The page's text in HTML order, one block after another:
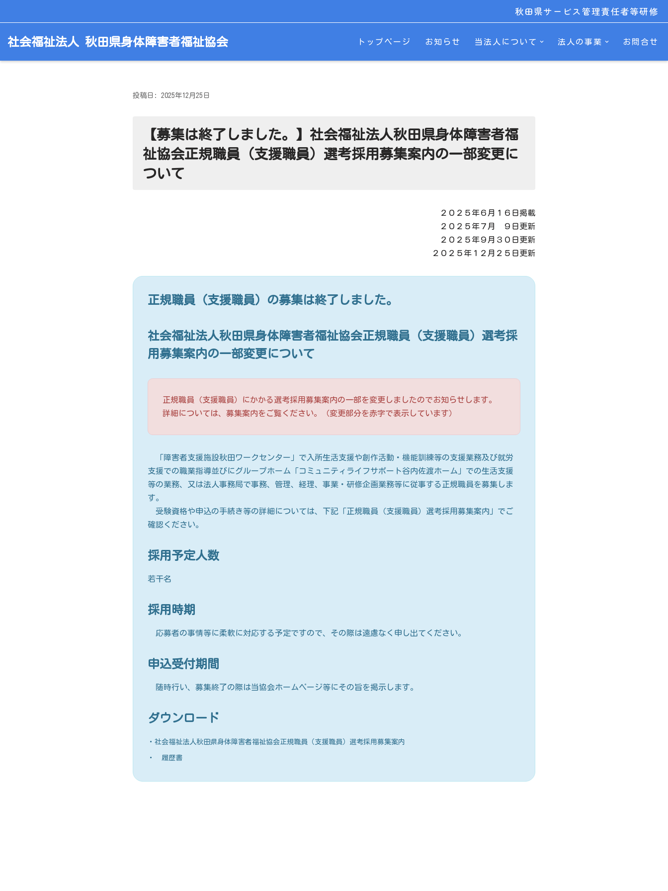
ン
秋田県サービス管理責任者等研修
社会福祉法人 秋田県身体障害者福祉協会 トップページ お知らせ 当法人について 法人の事業 お問合せ
投稿日: 2025年12月25日
【募集は終了しました。】社会福祉法人秋田県身体障害者福
祉協会正規職員（支援職員）選考採用募集案内の一部変更に
ついて
２０２５年６月１６日掲載
２０２５年７月 ９日更新
２０２５年９月３０日更新
２０２５年１２月２５日更新
正規職員（支援職員）の募集は終了しました。
社会福祉法人秋田県身体障害者福祉協会正規職員（支援職員）選考採
用募集案内の一部変更について
正規職員（支援職員）にかかる選考採用募集案内の一部を変更しましたのでお知らせします。
詳細については、募集案内をご覧ください。（変更部分を赤字で表示しています）
「障害者支援施設秋田ワークセンター」で入所生活支援や創作活動・機能訓練等の支援業務及び就労
支援での職業指導並びにグループホーム「コミュニティライフサポート谷内佐渡ホーム」での生活支援
等の業務、又は法人事務局で事務、管理、経理、事業・研修企画業務等に従事する正規職員を募集しま
す。
受験資格や申込の手続き等の詳細については、下記「正規職員（支援職員）選考採用募集案内」でご
確認ください。
採用予定人数
若干名
採用時期
応募者の事情等に柔軟に対応する予定ですので、その際は遠慮なく申し出てください。
申込受付期間
随時行い、募集終了の際は当協会ホームページ等にその旨を掲示します。
ダウンロード
・社会福祉法人秋田県身体障害者福祉協会正規職員（支援職員）選考採用募集案内
・ 履歴書